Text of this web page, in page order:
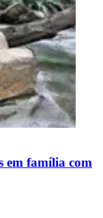
em família com